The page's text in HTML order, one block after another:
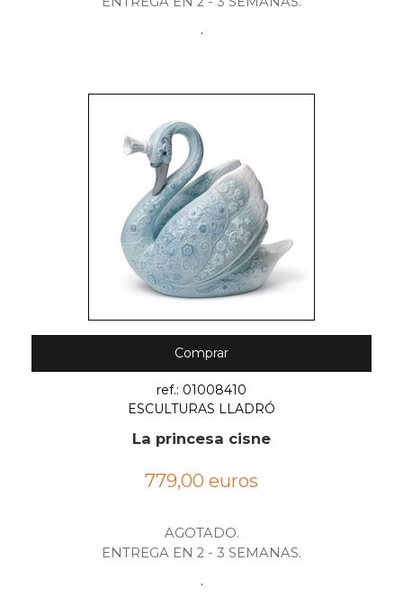
.
Comprar
ref.: 01008410
ESCULTURAS LLADRÓ
La princesa cisne
779,00 euros
AGOTADO.
ENTREGA EN 2 - 3 SEMANAS.
.